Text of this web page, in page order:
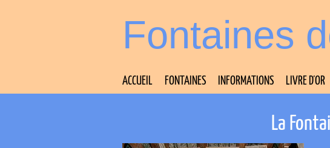
Fontaines
ACCUEIL FONTAINES INFORMATIONS LIVRE D’OR
La